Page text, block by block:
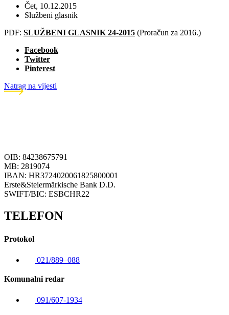
Čet, 10.12.2015
Službeni glasnik
PDF: SLUŽBENI GLASNIK 24-2015 (Proračun za 2016.)
Facebook
Twitter
Pinterest
Natrag na vijesti
OIB: 84238675791
MB: 2819074
IBAN: HR3724020061825800001
Erste&Steiermärkische Bank D.D.
SWIFT/BIC: ESBCHR22
TELEFON
Protokol
021/889–088
Komunalni redar
091/607-1934